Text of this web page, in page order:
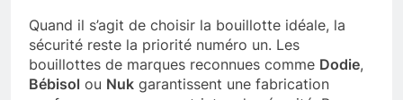
Quand il s’agit de choisir la bouillotte idéale, la
sécurité reste la priorité numéro un. Les
bouillottes de marques reconnues comme Dodie,
Bébisol ou Nuk garantissent une fabrication